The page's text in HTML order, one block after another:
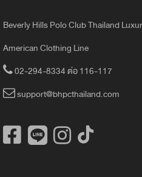
Beverly Hills Polo Club Thailand
American Clothing Line
02-294-8334 ต่อ 116-117
support@bhpcthailand.com